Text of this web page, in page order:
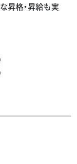
昇格・昇給も実